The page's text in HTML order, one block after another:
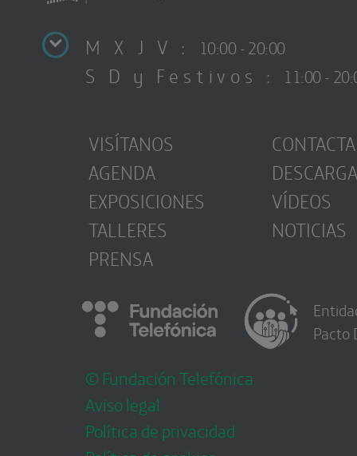
M X J V : 10:00 - 20:00
S D y Festivos : 11:00 -
VISÍTANOS
AGENDA
EXPOSICIONES
TALLERES
PRENSA
CONTACTA
VÍDEOS
NOTICIAS
© Fundación Telefónica
Aviso legal
Política de privacidad
Pacto